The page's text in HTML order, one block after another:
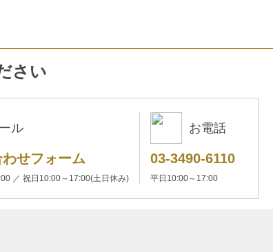
さい
ル
せフォーム
／ 祝日10:00～17:00(土日休み)
お電話
03-3490-6110
平日10:00～17:00